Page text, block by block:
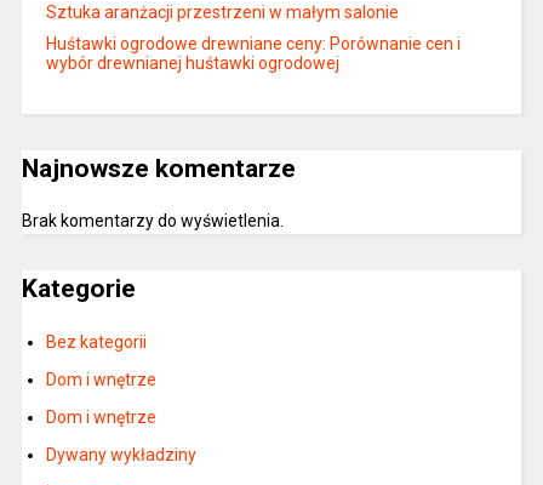
Sztuka aranżacji przestrzeni w małym salonie
Huśtawki ogrodowe drewniane ceny: Porównanie cen i
wybór drewnianej huśtawki ogrodowej
Najnowsze komentarze
Brak komentarzy do wyświetlenia.
Kategorie
Bez kategorii
Dom i wnętrze
Dom i wnętrze
Dywany wykładziny